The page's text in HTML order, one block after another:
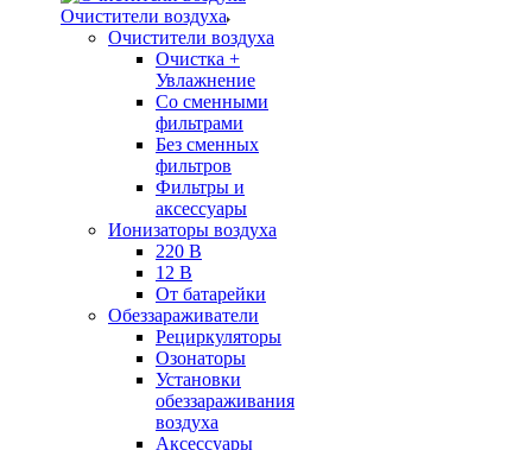
Очистители воздуха
Очистители воздуха
Очистка +
Увлажнение
Cо сменными
фильтрами
Без сменных
фильтров
Фильтры и
аксессуары
Ионизаторы воздуха
220 В
12 В
От батарейки
Обеззараживатели
Рециркуляторы
Озонаторы
Установки
обеззараживания
воздуха
Аксессуары